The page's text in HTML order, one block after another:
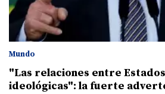
Mundo
"Las relaciones entre
ideológicas": la fuerte